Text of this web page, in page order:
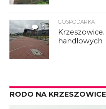
3
GOSPODARKA
handlowych
RODO NA